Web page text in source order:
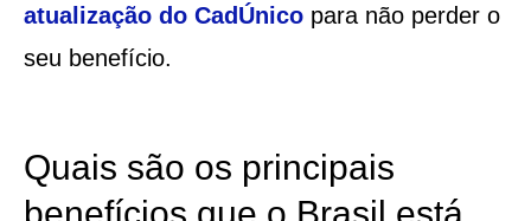
atualização do CadÚnicopara não perder o
seu benefício.
Quais são os principais
benefícios que o Brasil está